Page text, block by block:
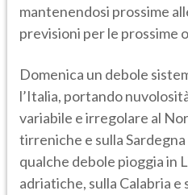
mantenendosi prossime
previsioni per le prossime
Domenica un debole
l’Italia, portando
variabile e irregolare al
tirreniche e sulla
qualche debole pioggia in
adriatiche, sulla Calabria e